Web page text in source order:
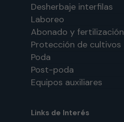
Desherbaje interfilas
Laboreo
Abonado y fertilización
Protección de cultivos
Poda
Post-poda
Equipos auxiliares
Links de Interés